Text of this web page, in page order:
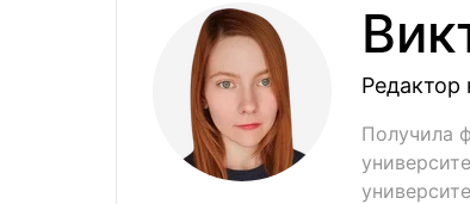
Редактор
Получила